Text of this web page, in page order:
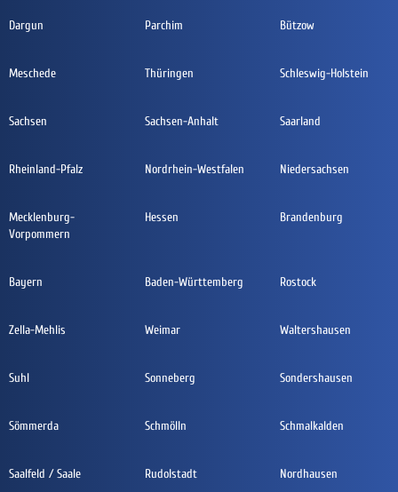
Dargun Parchim Bützow
Meschede Thüringen Schleswig-Holstein
Sachsen Sachsen-Anhalt Saarland
Rheinland-Pfalz Nordrhein-Westfalen Niedersachsen
Mecklenburg-
Vorpommern
Hessen Brandenburg
Bayern Baden-Württemberg Rostock
Zella-Mehlis Weimar Waltershausen
Suhl Sonneberg Sondershausen
Sömmerda Schmölln Schmalkalden
Saalfeld / Saale Rudolstadt Nordhausen